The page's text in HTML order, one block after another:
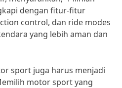
dengan fitur-fitur
control, dan ride modes
yang lebih aman dan
sport juga harus menjadi
motor sport yang